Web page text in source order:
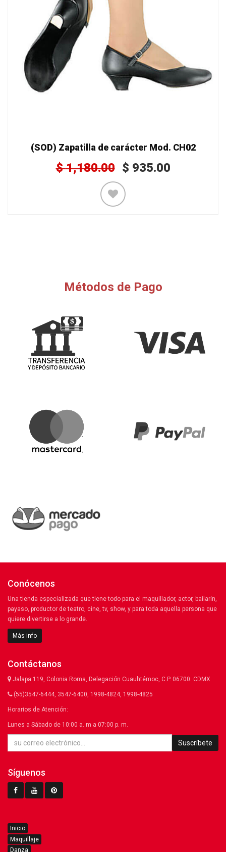
(SOD) Zapatilla de carácter Mod. CH02
$1,180.00 $ 935.00
Métodos de Pago
Conócenos
Una tienda especializada que tiene todo para el maquillador, actor, bailarín,
payaso, productor de teatro, cine, tv, show, y para toda aquella persona que
quiere divertirse a lo grande.
Más info
Contáctanos
Jalapa 119, Colonia Roma, Delegación Cuauhtémoc, C.P. 06700. CDMX
(55)3547-6444, 3547-6400, 1998-4824, 1998-4825
Horarios de Atención:
Lunes a Sábado de 10:00 a. m a 07:00 p. m.
Suscríbete
Síguenos
Inicio
Maquillaje
Danza